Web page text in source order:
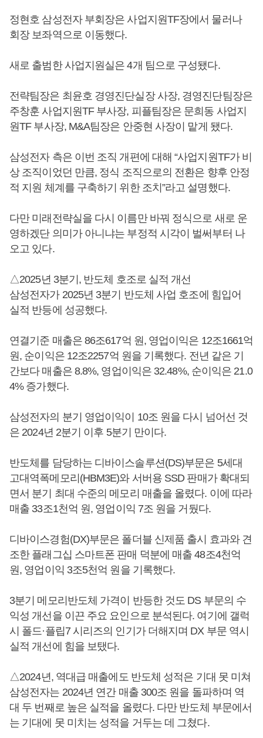
정현호 삼성전자 부회장은 사업지원TF장에서 물러나
회장 보좌역으로 이동했다.
새로 출범한 사업지원실은 4개 팀으로 구성됐다.
전략팀장은 최윤호 경영진단실장 사장, 경영진단팀장은
주창훈 사업지원TF 부사장, 피플팀장은 문희동 사업지
원TF 부사장, M&A팀장은 안중현 사장이 맡게 됐다.
삼성전자 측은 이번 조직 개편에 대해 “사업지원TF가 비
상 조직이었던 만큼, 정식 조직으로의 전환은 향후 안정
적 지원 체계를 구축하기 위한 조치”라고 설명했다.
다만 미래전략실을 다시 이름만 바꿔 정식으로 새로 운
영하겠단 의미가 아니냐는 부정적 시각이 벌써부터 나
오고 있다.
△2025년 3분기, 반도체 호조로 실적 개선
삼성전자가 2025년 3분기 반도체 사업 호조에 힘입어
실적 반등에 성공했다.
연결기준 매출은 86조617억 원, 영업이익은 12조1661억
원, 순이익은 12조2257억 원을 기록했다. 전년 같은 기
간보다 매출은 8.8%, 영업이익은 32.48%, 순이익은 21.0
4% 증가했다.
삼성전자의 분기 영업이익이 10조 원을 다시 넘어선 것
은 2024년 2분기 이후 5분기 만이다.
반도체를 담당하는 디바이스솔루션(DS)부문은 5세대
고대역폭메모리(HBM3E)와 서버용 SSD 판매가 확대되
면서 분기 최대 수준의 메모리 매출을 올렸다. 이에 따라
매출 33조1천억 원, 영업이익 7조 원을 거뒀다.
디바이스경험(DX)부문은 폴더블 신제품 출시 효과와 견
조한 플래그십 스마트폰 판매 덕분에 매출 48조4천억
원, 영업이익 3조5천억 원을 기록했다.
3분기 메모리반도체 가격이 반등한 것도 DS 부문의 수
익성 개선을 이끈 주요 요인으로 분석된다. 여기에 갤럭
시 폴드·플립7 시리즈의 인기가 더해지며 DX 부문 역시
실적 개선에 힘을 보탰다.
△2024년, 역대급 매출에도 반도체 성적은 기대 못 미쳐
삼성전자는 2024년 연간 매출 300조 원을 돌파하며 역
대 두 번째로 높은 실적을 올렸다. 다만 반도체 부문에서
는 기대에 못 미치는 성적을 거두는 데 그쳤다.